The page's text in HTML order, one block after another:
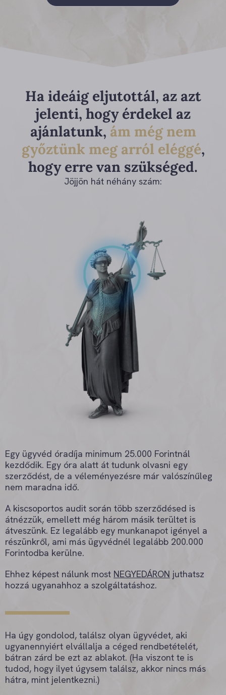
Ha ideáig eljutottál, az azt
jelenti, hogy érdekel az
ajánlatunk, ám még nem
győztünk meg arról eléggé,
hogy erre van szükséged.
Jöjjön hát néhány szám:
Egy ügyvéd óradíja minimum 25.000 Forintnál
kezdődik. Egy óra alatt át tudunk olvasni egy
szerződést, de a véleményezésre már valószínűleg
nem maradna idő.
A kiscsoportos audit során több szerződésed is
átnézzük, emellett még három másik terültet is
átveszünk. Ez legalább egy munkanapot igényel a
részünkről, ami más ügyvédnél legalább 200.000
Forintodba kerülne.
Ehhez képest nálunk most NEGYEDÁRON juthatsz
hozzá ugyanahhoz a szolgáltatáshoz.
Ha úgy gondolod, találsz olyan ügyvédet, aki
ugyanennyiért elvállalja a céged rendbetételét,
bátran zárd be ezt az ablakot. (Ha viszont te is
tudod, hogy ilyet úgysem találsz, akkor nincs más
hátra, mint jelentkezni.)